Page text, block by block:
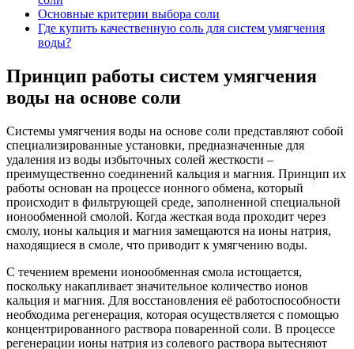
Основные критерии выбора соли
Где купить качественную соль для систем умягчения
воды?
Принцип работы систем умягчения
воды на основе соли
Системы умягчения воды на основе соли представляют собой
специализированные установки, предназначенные для
удаления из воды избыточных солей жесткости –
преимущественно соединений кальция и магния. Принцип их
работы основан на процессе ионного обмена, который
происходит в фильтрующей среде, заполненной специальной
ионообменной смолой. Когда жесткая вода проходит через
смолу, ионы кальция и магния замещаются на ионы натрия,
находящиеся в смоле, что приводит к умягчению воды.
С течением времени ионообменная смола истощается,
поскольку накапливает значительное количество ионов
кальция и магния. Для восстановления её работоспособности
необходима регенерация, которая осуществляется с помощью
концентрированного раствора поваренной соли. В процессе
регенерации ионы натрия из солевого раствора вытесняют